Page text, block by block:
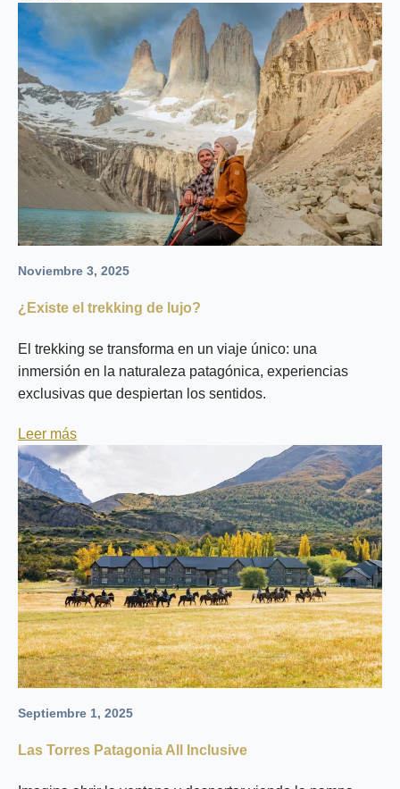
Noviembre 3, 2025
¿Existe el trekking de lujo?
El trekking se transforma en un viaje único: una
inmersión en la naturaleza patagónica, experiencias
exclusivas que despiertan los sentidos.
Leer más
Septiembre 1, 2025
Las Torres Patagonia All Inclusive